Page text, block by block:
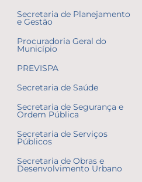
Secretaria de Planejamento
e Gestão
Procuradoria Geral do
Município
PREVISPA
Secretaria de Saúde
Secretaria de Segurança e
Ordem Pública
Secretaria de Serviços
Públicos
Secretaria de Obras e
Desenvolvimento Urbano